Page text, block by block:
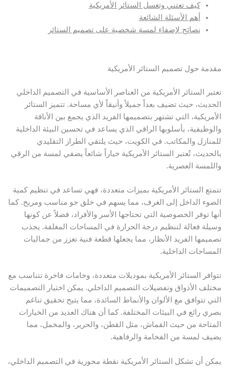
كيف تعتني وتغسل الستائر الأمريكية
أهم الأسئلة الشائعة
نصائح لإضفاء لمسة شخصية على تصميم الستائر
حول تصميم الستائر الأمريكية
الستائر الأمريكية من العناصر الأساسية في التصميم الداخلي
حيث تضيف بعداً جميلاً وأنيقاً لأي مساحة. تتميز الستائر
التي تشتهر بتصميمها الفريد الذي يجمع بين الأناقة
بأسلوبها الراقي الذي يساعد في تحسين البيئة الداخلية
والمكاتب. في الكويت، حيث يلتقي الطراز التقليدي
تُعتبر الستائر الأمريكية خياراً شائعاً يضفي لمسة من الرقي
العصرية.
الستائر الأمريكية بميزات متعددة، فهي تساعد في تنظيم كمية
الداخل إلى الغرف، مما يسهم في خلق جو مناسب ومريح. كما
توفر الخصوصية التي تحتاجها الأسر والأفراد، فضلاً عن كونها
فعالة لتنظيم درجة الحرارة في المساحات المغلقة. يجذب
الفريد الأنظار، مما يجعلها قطعة فنية تعزز من جماليات
الداخلية.
الستائر الأمريكية بموديلات متعددة، وخامات فاخرة تتناسب مع
الأذواق وتفضيلات التصميم الداخلي. يمكن اختيار التصميمات
تتوافق مع الألوان والأنماط السائدة، مما يتيح تحقيق تناغم
رائع في البيئات المختلفة. كما أن هناك العديد من الخيارات
من حيث القماش، مثل القطن، والحرير، والمخمل، مما
لمسة من الفخامة والرفاهية.
أن تشكل الستائر الأمريكية نقطة محورية في التصميم الداخلي،